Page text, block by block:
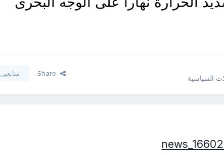
السياسية
Share متابعين